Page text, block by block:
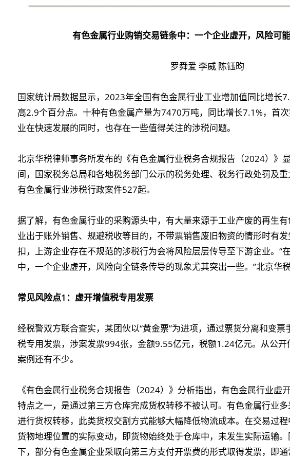
有色金属行业购销交易链条中：一个企业虚开，风险可
罗舜爱 李威 陈钰昀
国家统计局数据显示，2023年全国有色金属行业工业增加值同比增长
高2.9个百分点。十种有色金属产量为7470万吨，同比增长7.1%，首
业在快速发展的同时，也存在一些值得关注的涉税问题。
北京华税律师事务所发布的《有色金属行业税务合规报告（2024）》
间，国家税务总局和各地税务部门公示的税务处理、税务行政处罚及重
有色金属行业涉税行政案件527起。
据了解，有色金属行业的采购源头中，有大量来源于工业产废的再生
业出于账外销售、规避税收等目的，不带票销售废旧物资的情形时有
扣，上游企业存在不规范的涉税行为会将风险层层传导至下游企业。“
中，一个企业虚开，风险向全链条传导的现象尤其突出一些。”北京华
常见风险点1：虚开增值税专用发票
经税警双方联合查实，某团伙以“黄金票”为进项，通过票货分离和变
税专用发票，涉案发票994张，金额9.55亿元，税额1.24亿元。从公
案例还有不少。
《有色金属行业税务合规报告（2024）》分析指出，有色金属行业虚
特点之一，是通过第三方仓库完成货权转移不被认可。有色金属行业
进行货权转移，此类货权交割方式能够大幅降低物流成本。在交易过
货物地理位置的实际变动，即货物始终处于仓库中，未发生实际运输
下，部分有色金属企业采取向第三方支付开票费的形式取得发票，即通